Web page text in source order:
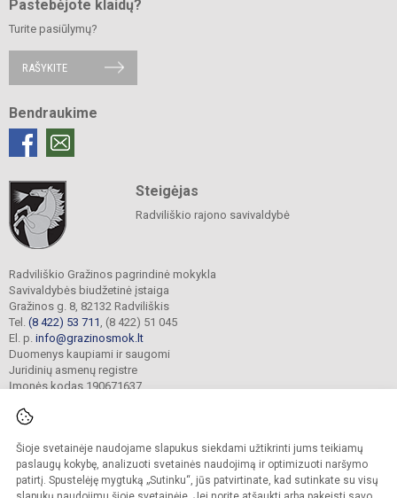
Šioje svetainėje naudojame slapukus siekdami užtikrinti jums teikiamų
paslaugų kokybę, analizuoti svetainės naudojimą ir optimizuoti naršymo
patirtį. Spustelėję mygtuką „Sutinku“, jūs patvirtinate, kad sutinkate su visų
Pastebėjote klaidų?
Turite pasiūlymų?
RAŠYKITE
Bendraukime
Steigėjas
Radviliškio rajono savivaldybė
Radviliškio Gražinos pagrindinė mokykla
Savivaldybės biudžetinė įstaiga
Gražinos g. 8, 82132 Radviliškis
Tel. (8 422) 53 711 , (8 422) 51 045
El. p. info@grazinosmok.lt
Duomenys kaupiami ir saugomi
Juridinių asmenų registre
Įmonės kodas 190671637
© 2022. Radviliškio Gražinos pagrindinė mokykla. Visos teisės saugomos.
Kopijuoti turinį be raštiško įstaigos administracijos sutikimo griežtai draudžiama.
Prieinamumo paraiška Slapukų valdymas